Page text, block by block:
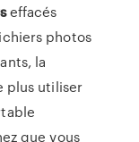
effacés
photos
la
plus utiliser
que vous